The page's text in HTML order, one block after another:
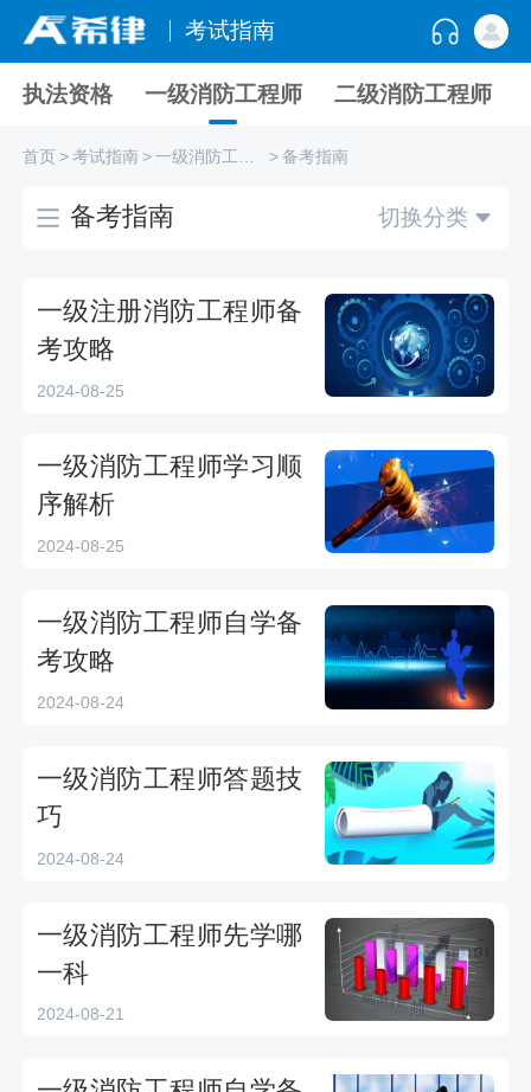
考试指南
执法资格 一级消防工程师 二级消防工程师
首页>考试指南> > 备考指南
备考指南 切换分类
一级注册消防工程师备
考攻略
2024-08-25
一级消防工程师学习顺
序解析
2024-08-25
一级消防工程师自学备
考攻略
2024-08-24
一级消防工程师答题技
巧
2024-08-24
一级消防工程师先学哪
一科
2024-08-21